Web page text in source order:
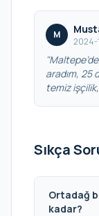
M
2024-
aradım, 25
temiz
Sıkça
Ortadağ
kadar?